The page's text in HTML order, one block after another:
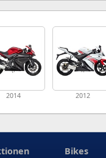
2014 2012
Bikes